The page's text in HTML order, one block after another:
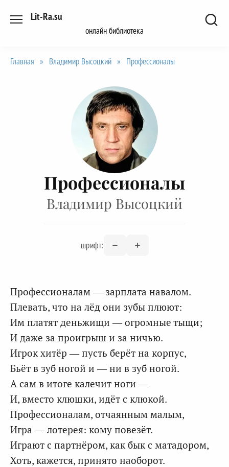
Lit-Ra.su
онлайн библиотека
Главная » Владимир Высоцкий » Профессионалы
Профессионалы
Владимир Высоцкий
шрифт:
Профессионалам — зарплата навалом.
Плевать, что на лёд они зубы плюют:
Им платят деньжищи — огромные тыщи;
И даже за проигрыш и за ничью.
Игрок хитёр — пусть берёт на корпус,
Бьёт в зуб ногой и — ни в зуб ногой.
А сам в итоге калечит ноги —
И, вместо клюшки, идёт с клюкой.
Профессионалам, отчаянным малым,
Игра — лотерея: кому повезёт.
Играют с партнёром, как бык с матадором,
Хоть, кажется, принято наоборот.